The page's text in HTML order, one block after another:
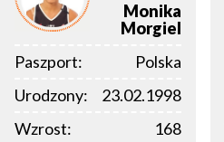
Monika
Morgiel
Paszport:
Polska
Urodzony:
23.02.1998
Wzrost:
168